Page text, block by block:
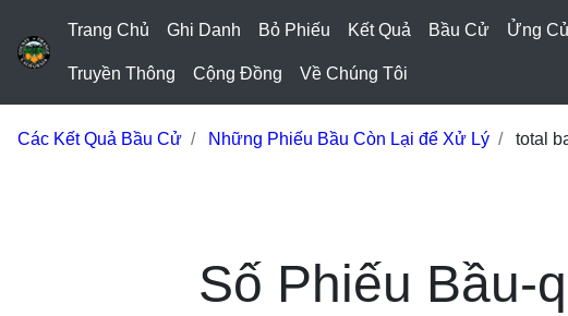
Trang Chủ Ghi Danh Bỏ Phiếu Kết Quả Bầu Cử Ửng
Truyền Thông Cộng Đồng Về Chúng Tôi
Các Kết Quả Bầu Cử Những Phiếu Bầu Còn Lại để Xử Lý total
Số Phiếu Bầu-